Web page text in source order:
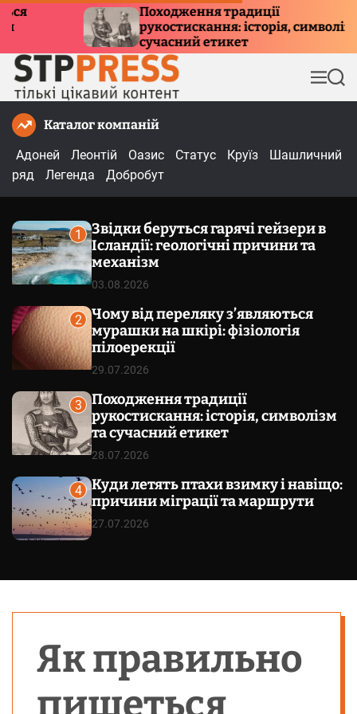
традиції
історія, символізм та
етикет
Куди
М
е
П
о
Каталог компаній
Адоней
Леонтій Оазис Статус Круїз
Шашличний
ряд
Легенда Добробут
1
Звідки беруться гарячі гейзери в
Ісландії: геологічні причини та
механізм
03.08.2026
2
Чому від переляку з’являються
мурашки на шкірі: фізіологія
пілоерекції
29.07.2026
3
Походження традиції
рукостискання: історія, символізм
та сучасний етикет
28.07.2026
4
Куди летять птахи взимку і навіщо:
причини міграції та маршрути
27.07.2026
Як правильно
пишеться